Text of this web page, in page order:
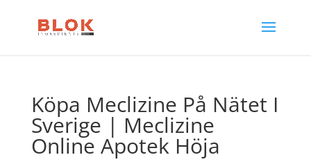
Köpa Meclizine På Nätet I
Sverige | Meclizine
Online Apotek Höja